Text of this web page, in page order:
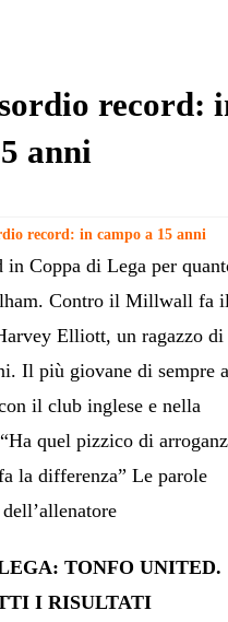
record:
anni
record: in campo a 15 anni
in Coppa di Lega per
Contro il Millwall fa il
Elliott, un ragazzo di
Il più giovane di sempre a
il club inglese e nella
quel pizzico di
la differenza” Le parole
dell’allenatore
TONFO UNITED.
I RISULTATI